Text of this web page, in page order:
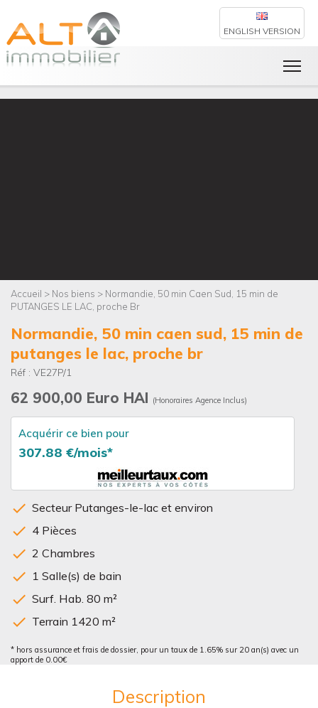
ENGLISH VERSION
Normandie, 50 min Caen Sud, 15 min de PUTANGES LE LAC,
Accueil > Nos biens > Normandie, 50 min Caen Sud, 15 min de
PUTANGES LE LAC, proche Br
normandie, 50 min caen sud, 15 min de
putanges le lac, proche br
Réf : VE27P/1
62 900,00 Euro HAI (Honoraires Agence Inclus)
Acquérir ce bien pour
307.88 €/mois*
Secteur Putanges-le-lac et environ
4 Pièces
2 Chambres
1 Salle(s) de bain
Surf. Hab. 80 m²
Terrain 1420 m²
* hors assurance et frais de dossier, pour un taux de 1.65% sur 20 an(s) avec un
apport de 0.00€
Description